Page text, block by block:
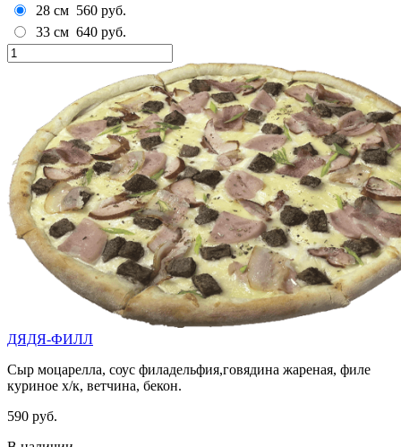
28 см 560 руб.
33 см 640 руб.
ДЯДЯ-ФИЛЛ
Сыр моцарелла, соус филадельфия,говядина жареная, филе
куриное х/к, ветчина, бекон.
590 руб.